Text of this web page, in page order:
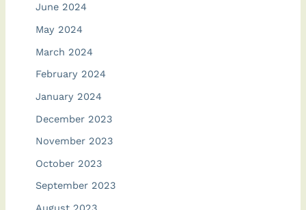
June 2024
May 2024
March 2024
February 2024
January 2024
December 2023
November 2023
October 2023
September 2023